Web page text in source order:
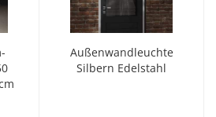
Außenwandleuchte
Silbern Edelstahl